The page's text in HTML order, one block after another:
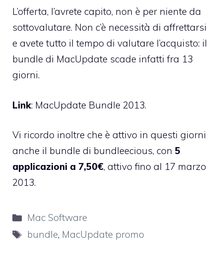
L’offerta, l’avrete capito, non è per niente da
sottovalutare. Non c’è necessità di affrettarsi
e avete tutto il tempo di valutare l’acquisto: il
bundle di MacUpdate scade infatti fra 13
giorni.
Link: MacUpdate Bundle 2013.
Vi ricordo inoltre che è attivo in questi giorni
anche il bundle di bundleecious, con 5
applicazioni a 7,50€, attivo fino al 17 marzo
2013.
Categorie
Mac Software
Tag
bundle, MacUpdate promo